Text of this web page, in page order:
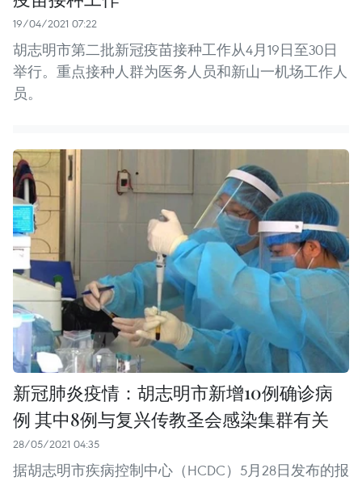
19/04/2021 07:22
胡志明市第二批新冠疫苗接种工作从4月19日至30日
举行。重点接种人群为医务人员和新山一机场工作人
员。
新冠肺炎疫情：胡志明市新增10例确诊病
例 其中8例与复兴传教圣会感染集群有关
28/05/2021 04:35
据胡志明市疾病控制中心（HCDC）5月28日发布的报